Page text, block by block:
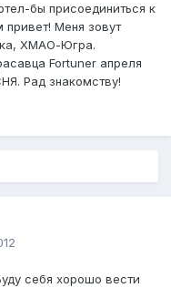
бы присоединиться к
Меня зовут
ХМАО-Югра.
Fortuner апреля
Рад знакомству!
себя хорошо вести